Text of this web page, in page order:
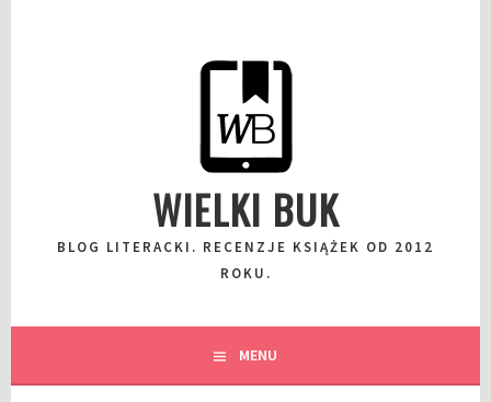
WIELKI BUK
BLOG LITERACKI. RECENZJE KSIĄŻEK OD 2012
ROKU.
MENU